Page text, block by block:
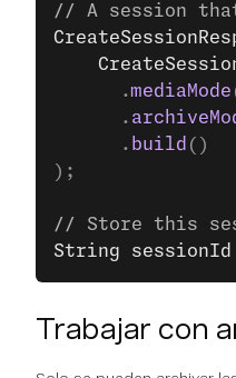
// A session
      .
mediaMode
      .
      .
build ()
);
// Store this
String sessionId
Trabajar con